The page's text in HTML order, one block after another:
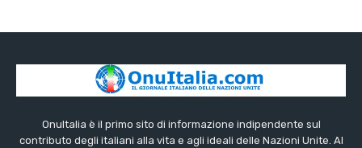
OnuItalia è il primo sito di informazione indipendente sul
contributo degli italiani alla vita e agli ideali delle Nazioni Unite. Al